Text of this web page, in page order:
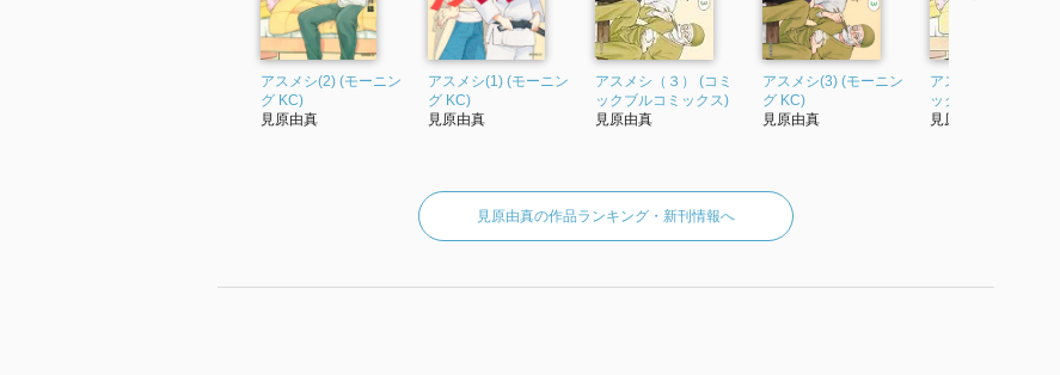
アスメシ(2) (モーニン
グ KC)
見原由真
アスメシ(1) (モーニン
グ KC)
見原由真
アスメシ（３） (コミ
ックブルコミックス)
見原由真
アスメシ(3) (モーニン
グ KC)
見原由真
アスメシ（２） (コミ
ックブルコミックス)
見原由真
見原由真の作品ランキング・新刊情報へ